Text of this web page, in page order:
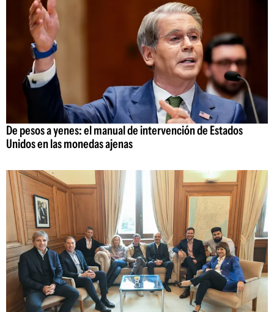
De pesos a yenes: el manual de intervención de Estados
Unidos en las monedas ajenas